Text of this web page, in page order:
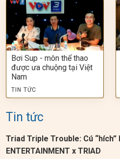
Bơi Sup - môn thể thao
được ưa chuộng tại Việt
Nam
TIN TỨC
Tin tức
Triad Triple Trouble: Cú “hích”
ENTERTAINMENT x TRIAD